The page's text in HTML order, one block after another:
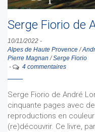
Serge Fiorio de
10/11/2022 -
Alpes de Haute Provence/
Pierre Magnan /Serge Fiorio
-
4 commentaires
Serge Fiorio de André
cinquante pages avec
reproductions en
(re)découvrir. Ce livre,